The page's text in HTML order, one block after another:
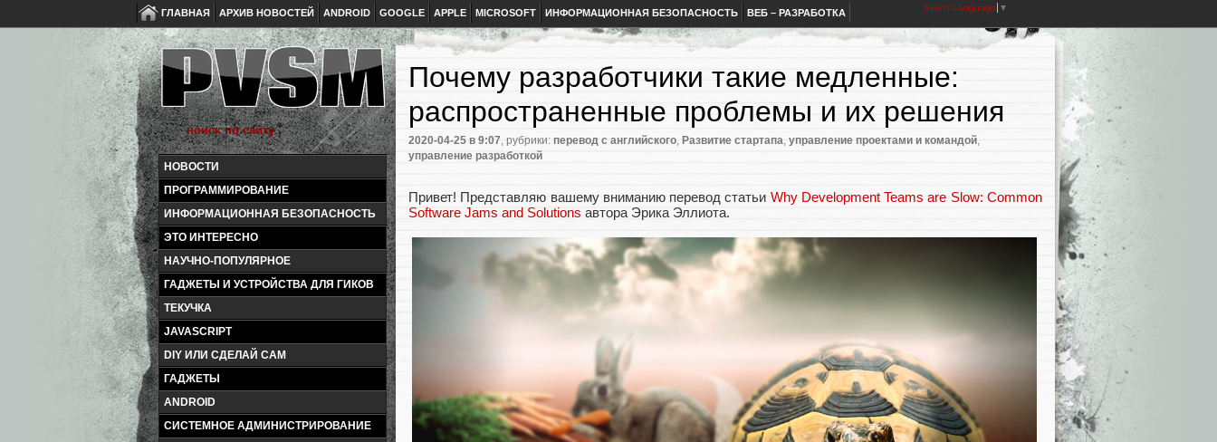
ГЛАВНАЯ АРХИВ НОВОСТЕЙ ANDROID GOOGLE APPLE MICROSOFT ИНФОРМАЦИОННАЯ БЕЗОПАСНОСТЬ ВЕБ – РАЗРАБОТКА Select Language ▼
НОВОСТИ
ПРОГРАММИРОВАНИЕ
ИНФОРМАЦИОННАЯ БЕЗОПАСНОСТЬ
ЭТО ИНТЕРЕСНО
НАУЧНО-ПОПУЛЯРНОЕ
ГАДЖЕТЫ И УСТРОЙСТВА ДЛЯ ГИКОВ
ТЕКУЧКА
JAVASCRIPT
DIY ИЛИ СДЕЛАЙ САМ
ГАДЖЕТЫ
ANDROID
СИСТЕМНОЕ АДМИНИСТРИРОВАНИЕ
Почему разработчики такие медленные:
распространенные проблемы и их решения
2020-04-25 в 9:07, рубрики: перевод с английского, Развитие стартапа, управление проектами и командой,
управление разработкой
Привет! Представляю вашему вниманию перевод статьи Why Development Teams are Slow: Common
Software Jams and Solutions автора Эрика Эллиота.